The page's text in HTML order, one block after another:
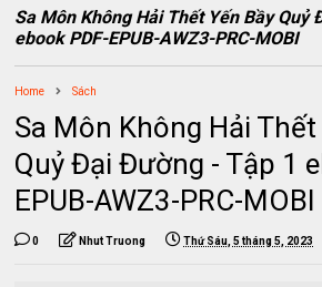
Sa Môn Không Hải Thết Yến Bầy Quỷ
ebook PDF-EPUB-AWZ3-PRC-MOBI
Home Sách
Sa Môn Không Hải Thết
Quỷ Đại Đường - Tập 1
EPUB-AWZ3-PRC-MOBI
0 Nhut Truong Thứ Sáu, 5 tháng 5, 2023